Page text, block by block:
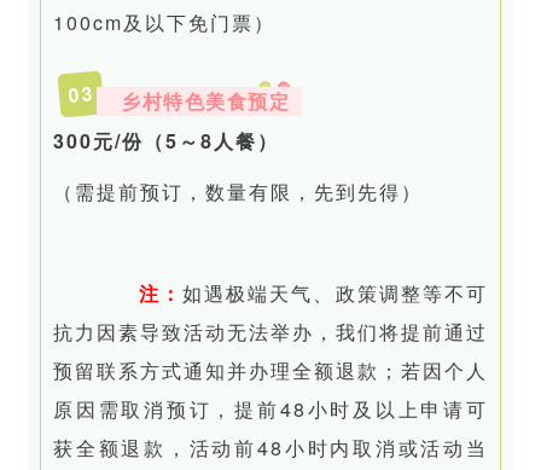
100cm及以下免门票）
03
乡村特色美食预定
300元/份（5～8人餐）
（需提前预订，数量有限，先到先得）
注： 如遇极端天气、政策调整等不可
抗力因素导致活动无法举办，我们将提前通过
预留联系方式通知并办理全额退款；若因个人
原因需取消预订，提前48小时及以上申请可
获全额退款，活动前48小时内取消或活动当